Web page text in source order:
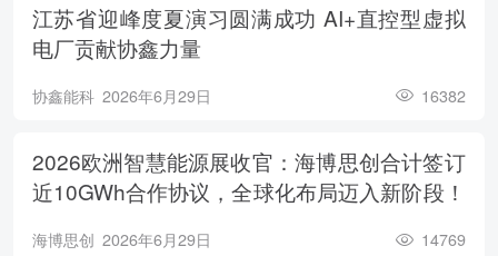
江苏省迎峰度夏演习圆满成功 AI+直控型虚拟
电厂贡献协鑫力量
协鑫能科 2026年6月29日 16382
2026欧洲智慧能源展收官：海博思创合计签订
近10GWh合作协议，全球化布局迈入新阶段！
海博思创 2026年6月29日 14769